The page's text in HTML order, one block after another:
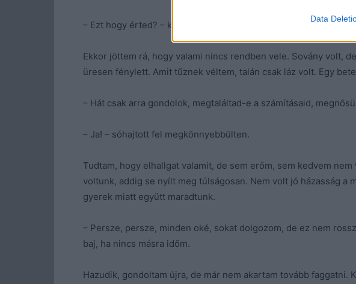
Data
– Ezt hogy érted? – kapta fel a fejét és el is pirult.
Ekkor jöttem rá, hogy valami nincs rendben vele. Sovány volt,
üresen fénylett. Amit tűznek véltem, talán csak láz volt. Egy
– Hát csak arra gondolok, megtaláltad-e a számításaid,
– Ja! – sóhajtott fel megkönnyebbülten.
Tudtam, hogy elhallgat valamit, de sem erőm, sem kedvem
voltunk, addig se nyílt meg túlságosan. Nem volt jó házasság a
gyerek miatt együtt maradtunk.
– Persze, persze, minden oké, sokat dolgozom, de ez nem
baj, ha nincs másra időm.
Hazudik, gondoltam újra, de már nem akartam tovább faggatni.